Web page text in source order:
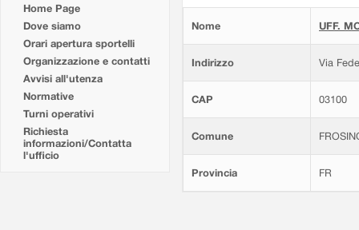
Home Page
Dove siamo
Orari apertura sportelli
Organizzazione e contatti
Avvisi all'utenza
Normative
Turni operativi
Richiesta
informazioni/Contatta
l'ufficio
Nome UFF.
Indirizzo Via
CAP 03100
Comune
Provincia FR